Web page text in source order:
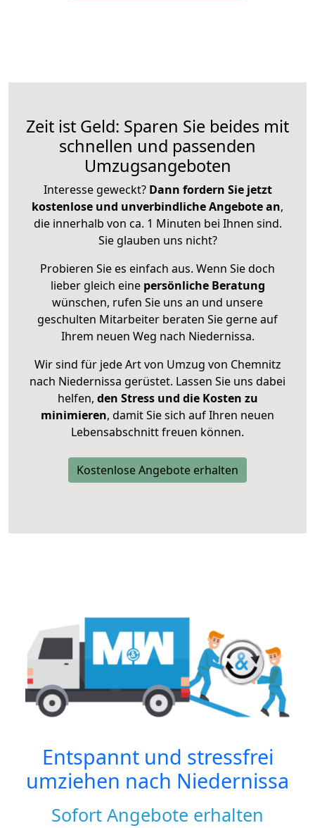
Zeit ist Geld: Sparen Sie beides mit
schnellen und passenden
Umzugsangeboten
Interesse geweckt? Dann fordern Sie jetzt
kostenlose und unverbindliche Angebote an,
die innerhalb von ca. 1 Minuten bei Ihnen sind.
Sie glauben uns nicht?
Probieren Sie es einfach aus. Wenn Sie doch
lieber gleich eine persönliche Beratung
wünschen, rufen Sie uns an und unsere
geschulten Mitarbeiter beraten Sie gerne auf
Ihrem neuen Weg nach Niedernissa.
Wir sind für jede Art von Umzug von Chemnitz
nach Niedernissa gerüstet. Lassen Sie uns dabei
helfen, den Stress und die Kosten zu
minimieren, damit Sie sich auf Ihren neuen
Lebensabschnitt freuen können.
Kostenlose Angebote erhalten
Entspannt und stressfrei
umziehen nach Niedernissa
Sofort Angebote erhalten